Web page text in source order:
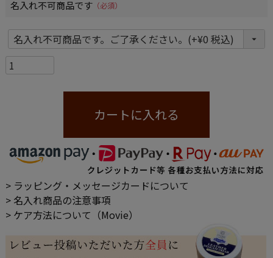
名入れ不可商品です
カートに入れる
> ラッピング・メッセージカードについて
> 名入れ商品の注意事項
> ケア方法について（Movie）